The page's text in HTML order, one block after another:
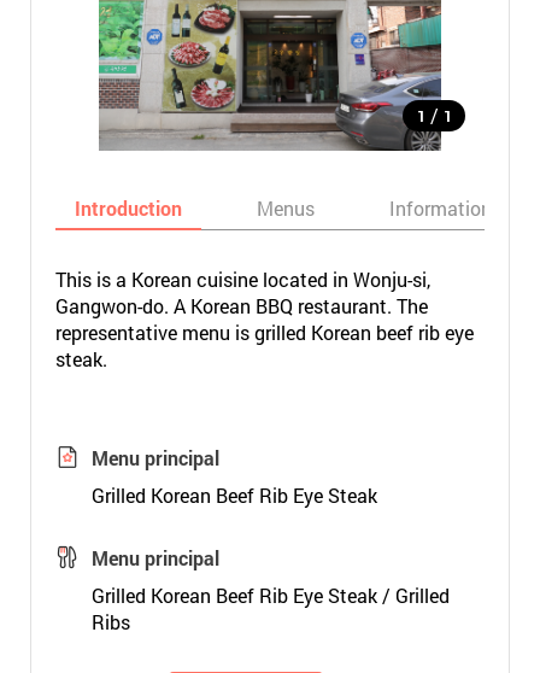
1 / 1
Introduction Menus Informations
This is a Korean cuisine located in Wonju-si,
Gangwon-do. A Korean BBQ restaurant. The
representative menu is grilled Korean beef rib eye
steak.
Menu principal
Grilled Korean Beef Rib Eye Steak
Menu principal
Grilled Korean Beef Rib Eye Steak / Grilled
Ribs